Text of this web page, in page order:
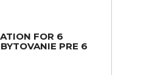
FOR 6
PRE 6